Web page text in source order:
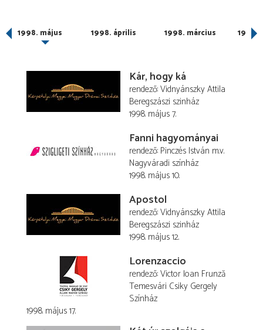
1998. május 1998. április 1998. március 1998.
Kár, hogy ká
rendező Vidnyánszky Attila
Beregszászi szinház
1998. május 7.
Fanni hagyományai
rendező Pinczés István m.v.
Nagyváradi színház
1998. május 10.
Apostol
rendező Vidnyánszky Attila
Beregszászi szinház
1998. május 12.
Lorenzaccio
rendező Victor Ioan Frunză
Temesvári Csiky Gergely
Színház
1998. május 17.